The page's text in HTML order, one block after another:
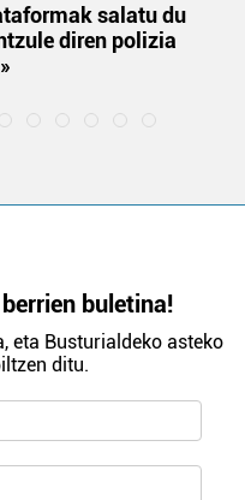
salatu du
diren polizia
buletina!
eta Busturialdeko asteko
ditu.